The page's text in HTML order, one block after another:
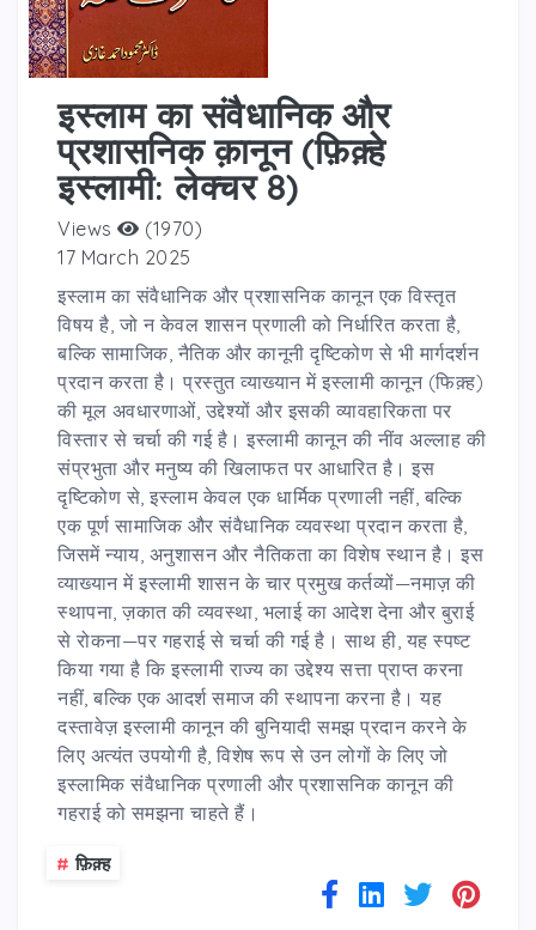
इस्लाम का संवैधानिक और
प्रशासनिक क़ानून (फ़िक़्हे
इस्लामी: लेक्चर 8)
Views
(1970)
17 March 2025
इस्लाम का संवैधानिक और प्रशासनिक कानून एक विस्तृत
विषय है, जो न केवल शासन प्रणाली को निर्धारित करता है,
बल्कि सामाजिक, नैतिक और कानूनी दृष्टिकोण से भी मार्गदर्शन
प्रदान करता है। प्रस्तुत व्याख्यान में इस्लामी कानून (फिक़्ह)
की मूल अवधारणाओं, उद्देश्यों और इसकी व्यावहारिकता पर
विस्तार से चर्चा की गई है। इस्लामी कानून की नींव अल्लाह की
संप्रभुता और मनुष्य की खिलाफत पर आधारित है। इस
दृष्टिकोण से, इस्लाम केवल एक धार्मिक प्रणाली नहीं, बल्कि
एक पूर्ण सामाजिक और संवैधानिक व्यवस्था प्रदान करता है,
जिसमें न्याय, अनुशासन और नैतिकता का विशेष स्थान है। इस
व्याख्यान में इस्लामी शासन के चार प्रमुख कर्तव्यों—नमाज़ की
स्थापना, ज़कात की व्यवस्था, भलाई का आदेश देना और बुराई
से रोकना—पर गहराई से चर्चा की गई है। साथ ही, यह स्पष्ट
किया गया है कि इस्लामी राज्य का उद्देश्य सत्ता प्राप्त करना
नहीं, बल्कि एक आदर्श समाज की स्थापना करना है। यह
दस्तावेज़ इस्लामी कानून की बुनियादी समझ प्रदान करने के
लिए अत्यंत उपयोगी है, विशेष रूप से उन लोगों के लिए जो
इस्लामिक संवैधानिक प्रणाली और प्रशासनिक कानून की
गहराई को समझना चाहते हैं।
# फ़िक़्ह